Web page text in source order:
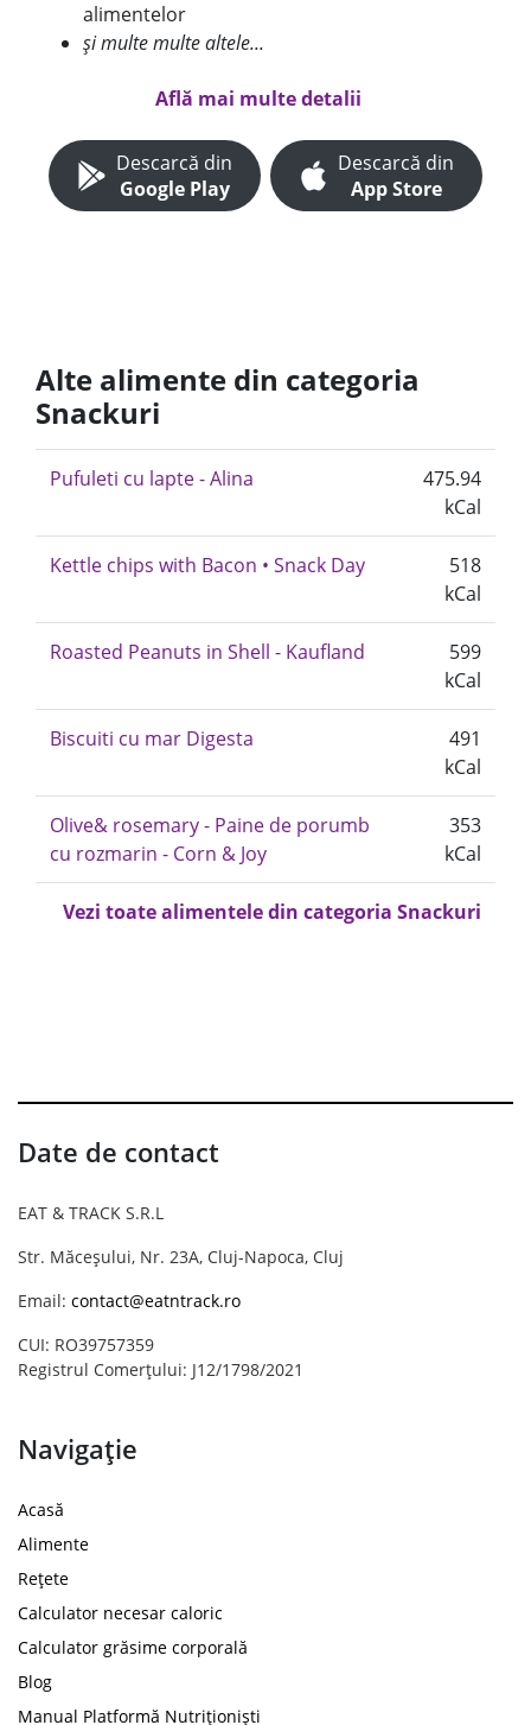
alimentelor
și multe multe altele...
Află mai multe detalii
Descarcă din
Google Play
Descarcă din
App Store
Alte alimente din categoria
Snackuri
Pufuleti cu lapte - Alina
475.94
kCal
Kettle chips with Bacon • Snack Day
518
kCal
Roasted Peanuts in Shell - Kaufland
599
kCal
Biscuiti cu mar Digesta
491
kCal
Olive& rosemary - Paine de porumb
cu rozmarin - Corn & Joy
353
kCal
Vezi toate alimentele din categoria Snackuri
Date de contact
EAT & TRACK S.R.L
Str. Măceșului, Nr. 23A, Cluj-Napoca, Cluj
Email: contact@eatntrack.ro
CUI: RO39757359
Registrul Comerțului: J12/1798/2021
Navigație
Acasă
Alimente
Rețete
Calculator necesar caloric
Calculator grăsime corporală
Blog
Manual Platformă Nutriționiști